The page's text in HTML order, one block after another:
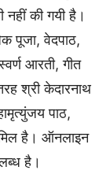
की गयी है।
पूजा, वेदपाठ,
आरती, गीत
श्री केदारनाथ
पाठ,
है। ऑनलाइन
है।